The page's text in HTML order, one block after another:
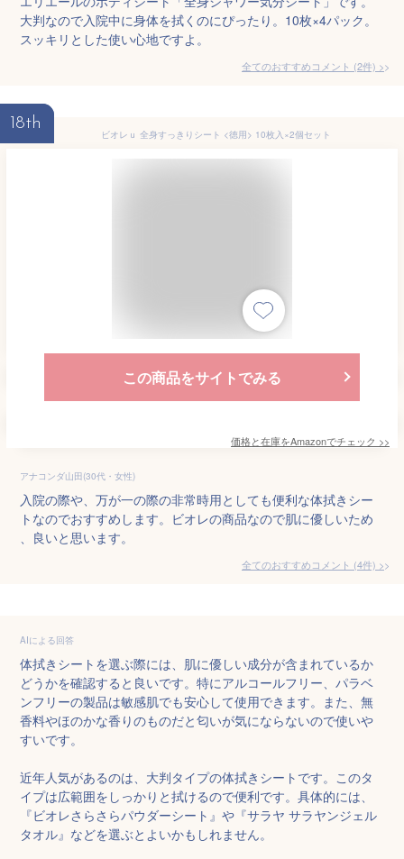
大判なので入院中に身体を拭くのにぴったり。10枚×4パック。
スッキリとした使い心地ですよ。
全てのおすすめコメント (2件) >
18th
ビオレｕ 全身すっきりシート <徳用> 10枚入×2個セット
この商品をサイトでみる
価格と在庫をAmazonでチェック >>
アナコンダ山田(30代・女性)
入院の際や、万が一の際の非常時用としても便利な体拭きシー
トなのでおすすめします。ビオレの商品なので肌に優しいため
、良いと思います。
全てのおすすめコメント (4件) >
AIによる回答
体拭きシートを選ぶ際には、肌に優しい成分が含まれているか
どうかを確認すると良いです。特にアルコールフリー、パラベ
ンフリーの製品は敏感肌でも安心して使用できます。また、無
香料やほのかな香りのものだと匂いが気にならないので使いや
すいです。
近年人気があるのは、大判タイプの体拭きシートです。このタ
イプは広範囲をしっかりと拭けるので便利です。具体的には、
『ビオレさらさらパウダーシート』や『サラヤ サラヤンジェル
タオル』などを選ぶとよいかもしれません。